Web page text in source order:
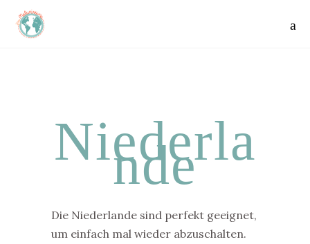
Niederla
nde
Die Niederlande sind perfekt geeignet,
um einfach mal wieder abzuschalten.